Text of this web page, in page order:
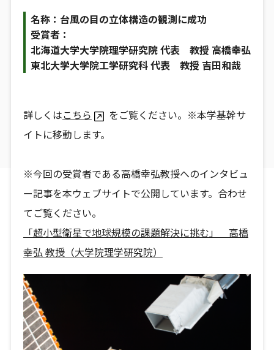
名称：台風の目の立体構造の観測に成功
受賞者：
北海道大学大学院理学研究院 代表 教授 高橋幸弘
東北大学大学院工学研究科 代表 教授 吉田和哉
詳しくはこちら
をご覧ください。※本学基幹サ
イトに移動します。
※今回の受賞者である高橋幸弘教授へのインタビュ
ー記事を本ウェブサイトで公開しています。合わせ
てご覧ください。
「超小型衛星で地球規模の課題解決に挑む」 高橋
幸弘 教授（大学院理学研究院）